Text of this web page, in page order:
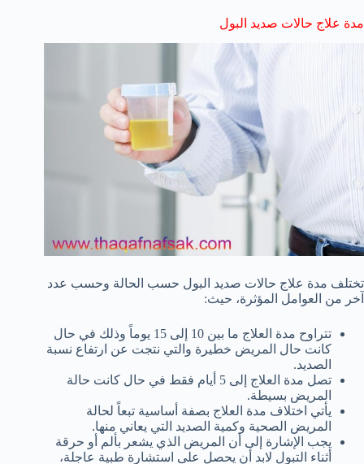
مدة علاج حالات صديد البول
تختلف مدة علاج حالات صديد البول حسب الحالة وحسب عدد
آخر من العوامل المؤثرة، حيث:
تتراوح مدة العلاج ما بين 10 إلى 15 يوماً وذلك في حال
كانت حال المريض خطيرة والتي نتجت عن ارتفاع نسبة
الصديد.
تصل مدة العلاج إلى 5 أيام فقط في حال كانت حالة
المريض بسيطة.
يأتي اختلاف مدة العلاج بصفة أساسية تبعاً لحالة
المريض الصحية وكمية الصديد التي يعاني منها.
يجب الإشارة إلى أن المريض الذي يشعر بألم أو حرقة
أثناء التبول لابد أن يحصل على استشارة طبية عاجلة،